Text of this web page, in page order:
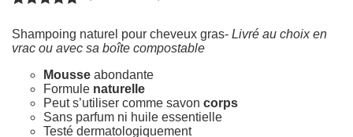
sur 5
basé sur
notations
Shampoing naturel pour cheveux gras- Livré au choix en
vrac ou avec sa boîte compostable
Mousse abondante
Formule naturelle
Peut s’utiliser comme savon corps
Sans parfum ni huile essentielle
Testé dermatologiquement